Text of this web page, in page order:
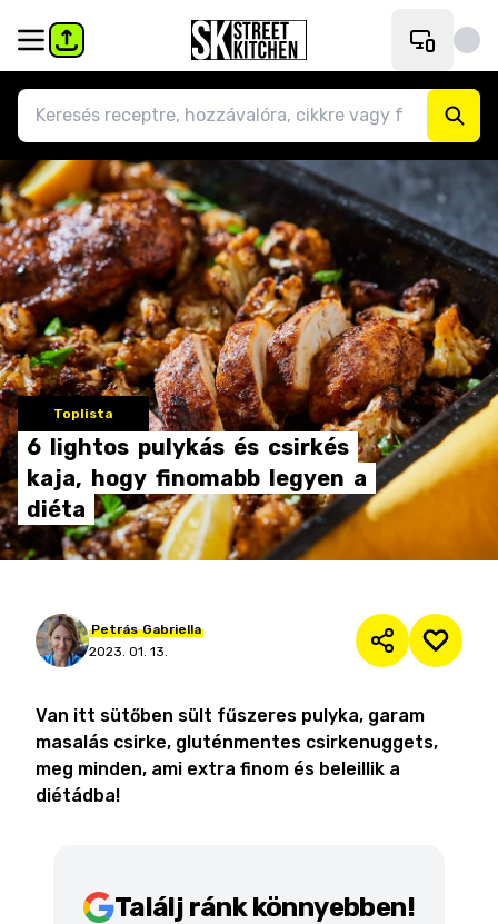
Toplista
6 lightos pulykás és csirkés
kaja, hogy finomabb legyen a
diéta
Petrás Gabriella
2023. 01. 13.
Van itt sütőben sült fűszeres pulyka, garam
masalás csirke, gluténmentes csirkenuggets,
meg minden, ami extra finom és beleillik a
diétádba!
Találj ránk könnyebben!